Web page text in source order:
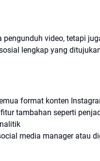
video, tetapi
lengkap yang
format konten
tambahan seperti
media manager atau